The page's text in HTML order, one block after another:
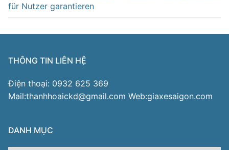
für Nutzer garantieren
THÔNG TIN LIÊN HỆ
Điện thoại: 0932 625 369
Mail:thanhhoaickd@gmail.com Web:giaxesaigon.com
DANH MỤC